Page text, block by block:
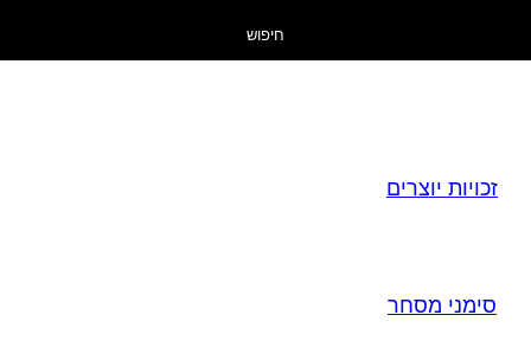
חיפוש
זכויות יוצרים
סימני מסחר